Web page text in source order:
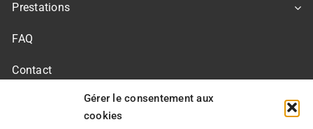
Gérer le consentement aux
cookies
Prestations
FAQ
Contact
PRISE DE RENDEZ-VOUS